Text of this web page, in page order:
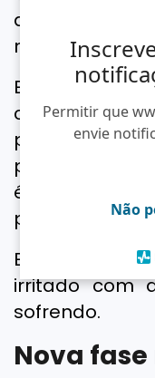
Permitir que
envie
Não
de Luva. O
milhões
Em junho
chegou a
produção
problemas
época, ele
publicidade
Em uma
irritado com
sofrendo.
Nova